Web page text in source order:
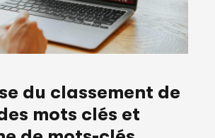
du classement de
mots clés et